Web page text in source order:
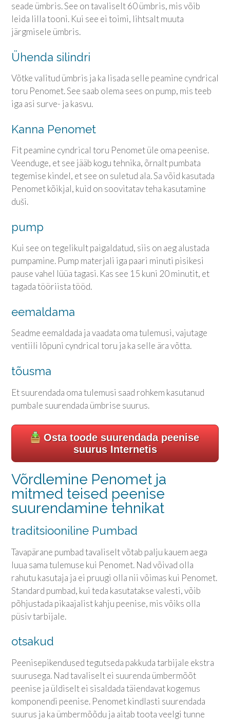
seade ümbris. See on tavaliselt 60 ümbris, mis võib
leida lilla tooni. Kui see ei toimi, lihtsalt muuta
järgmisele ümbris.
Ühenda silindri
Võtke valitud ümbris ja ka lisada selle peamine cyndrical
toru Penomet. See saab olema sees on pump, mis teeb
iga asi surve- ja kasvu.
Kanna Penomet
Fit peamine cyndrical toru Penomet üle oma peenise.
Veenduge, et see jääb kogu tehnika, õrnalt pumbata
tegemise kindel, et see on suletud ala. Sa võid kasutada
Penomet kõikjal, kuid on soovitatav teha kasutamine
duši.
pump
Kui see on tegelikult paigaldatud, siis on aeg alustada
pumpamine. Pump materjali iga paari minuti pisikesi
pause vahel lüüa tagasi. Kas see 15 kuni 20 minutit, et
tagada tööriista tööd.
eemaldama
Seadme eemaldada ja vaadata oma tulemusi, vajutage
ventiili lõpuni cyndrical toru ja ka selle ära võtta.
tõusma
Et suurendada oma tulemusi saad rohkem kasutanud
pumbale suurendada ümbrise suurus.
Osta toode suurendada peenise
suurus Internetis
Võrdlemine Penomet ja
mitmed teised peenise
suurendamine tehnikat
traditsiooniline Pumbad
Tavapärane pumbad tavaliselt võtab palju kauem aega
luua sama tulemuse kui Penomet. Nad võivad olla
rahutu kasutaja ja ei pruugi olla nii võimas kui Penomet.
Standard pumbad, kui teda kasutatakse valesti, võib
põhjustada pikaajalist kahju peenise, mis võiks olla
püsiv tarbijale.
otsakud
Peenisepikendused tegutseda pakkuda tarbijale ekstra
suurusega. Nad tavaliselt ei suurenda ümbermõõt
peenise ja üldiselt ei sisaldada täiendavat kogemus
komponendi peenise. Penomet kindlasti suurendada
suurus ja ka ümbermõõdu ja aitab toota veelgi tunne